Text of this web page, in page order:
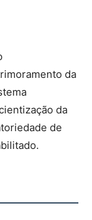
da
da
de